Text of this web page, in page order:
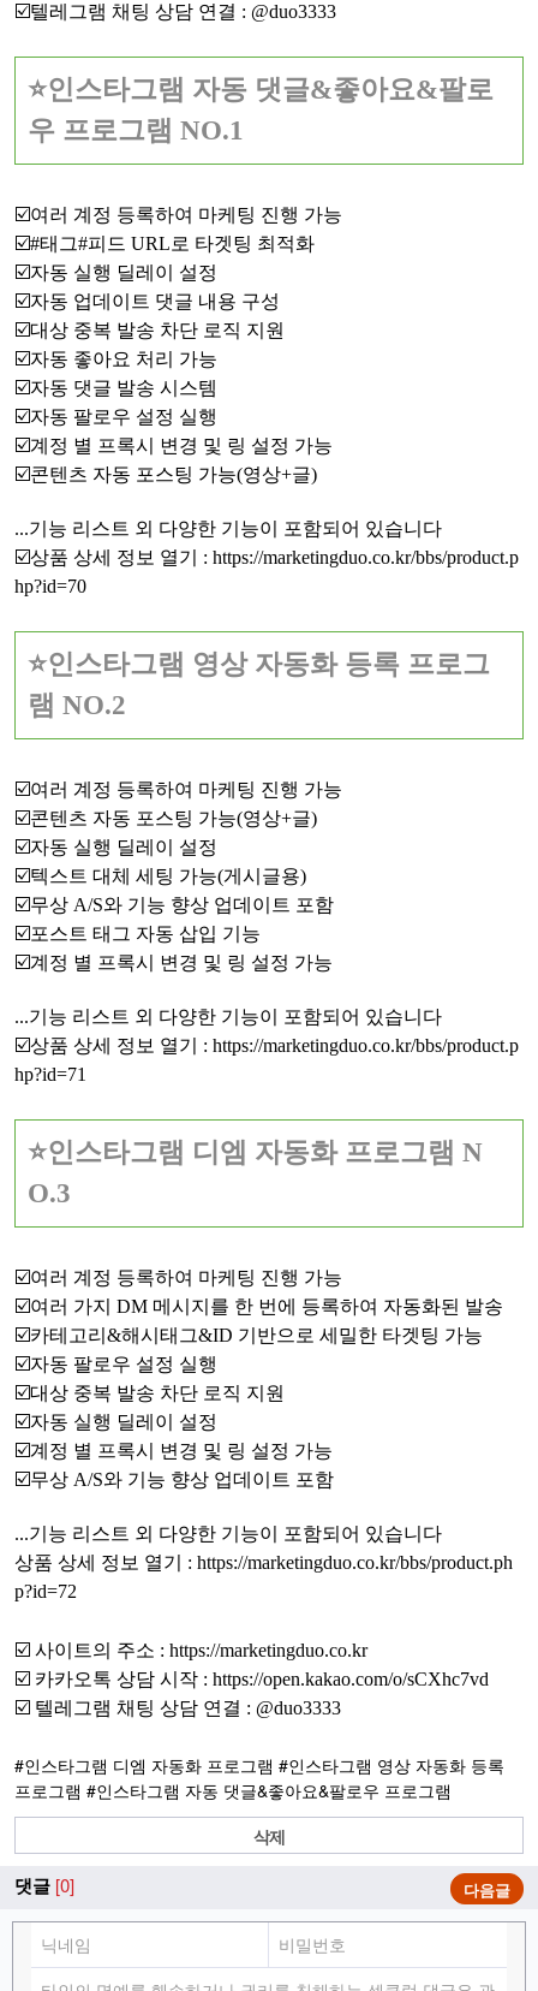
☑️텔레그램 채팅 상담 연결 : @duo3333
⭐인스타그램 자동 댓글&좋아요&팔로
우 프로그램 NO.1
☑️여러 계정 등록하여 마케팅 진행 가능
☑️#태그#피드 URL로 타겟팅 최적화
☑️자동 실행 딜레이 설정
☑️자동 업데이트 댓글 내용 구성
☑️대상 중복 발송 차단 로직 지원
☑️자동 좋아요 처리 가능
☑️자동 댓글 발송 시스템
☑️자동 팔로우 설정 실행
☑️계정 별 프록시 변경 및 링 설정 가능
☑️콘텐츠 자동 포스팅 가능(영상+글)
...기능 리스트 외 다양한 기능이 포함되어 있습니다
☑️상품 상세 정보 열기 : https://marketingduo.co.kr/bbs/product.p
hp?id=70
⭐인스타그램 영상 자동화 등록 프로그
램 NO.2
☑️여러 계정 등록하여 마케팅 진행 가능
☑️콘텐츠 자동 포스팅 가능(영상+글)
☑️자동 실행 딜레이 설정
☑️텍스트 대체 세팅 가능(게시글용)
☑️무상 A/S와 기능 향상 업데이트 포함
☑️포스트 태그 자동 삽입 기능
☑️계정 별 프록시 변경 및 링 설정 가능
...기능 리스트 외 다양한 기능이 포함되어 있습니다
☑️상품 상세 정보 열기 : https://marketingduo.co.kr/bbs/product.p
hp?id=71
⭐인스타그램 디엠 자동화 프로그램 N
O.3
☑️여러 계정 등록하여 마케팅 진행 가능
☑️여러 가지 DM 메시지를 한 번에 등록하여 자동화된 발송
☑️카테고리&해시태그&ID 기반으로 세밀한 타겟팅 가능
☑️자동 팔로우 설정 실행
☑️대상 중복 발송 차단 로직 지원
☑️자동 실행 딜레이 설정
☑️계정 별 프록시 변경 및 링 설정 가능
☑️무상 A/S와 기능 향상 업데이트 포함
...기능 리스트 외 다양한 기능이 포함되어 있습니다
상품 상세 정보 열기 : https://marketingduo.co.kr/bbs/product.ph
p?id=72
☑️ 사이트의 주소 : https://marketingduo.co.kr
☑️ 카카오톡 상담 시작 : https://open.kakao.com/o/sCXhc7vd
☑️ 텔레그램 채팅 상담 연결 : @duo3333
#인스타그램 디엠 자동화 프로그램 #인스타그램 영상 자동화 등록
프로그램 #인스타그램 자동 댓글&좋아요&팔로우 프로그램
삭제
댓글 [0] 다음글